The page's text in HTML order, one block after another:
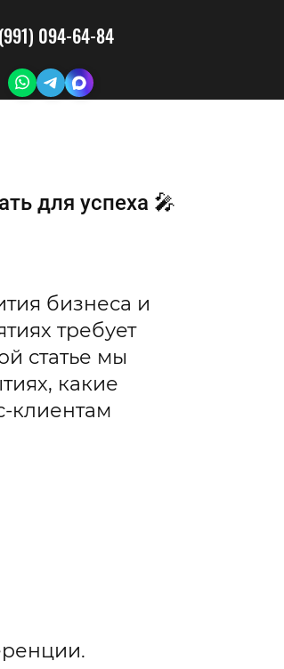
094-64-84
для успеха 🎤
бизнеса и
требует
статье мы
какие
клиентам